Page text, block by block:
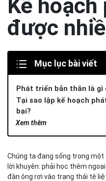
Kế
được
Mục lục bài viết
Xem thêm
Phát triển bản thân là gì
Tại sao lập kế hoạch
bại?
3 Bước xây dựng Kế
Bước 1: Khám phá và
Bước 3: Trực quan hóa
Kết luận
Chúng ta đang sống trong
lời khuyên: phải học thêm
đàn ông rơi vào trạng thái tê